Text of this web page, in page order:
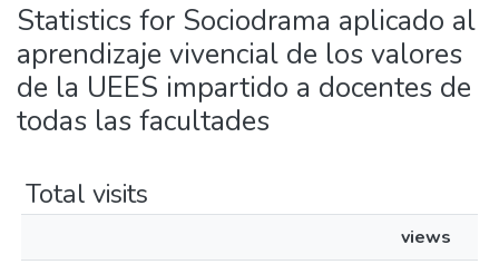
Statistics for Sociodrama aplicado al
aprendizaje vivencial de los valores
de la UEES impartido a docentes de
todas las facultades
Total visits
views